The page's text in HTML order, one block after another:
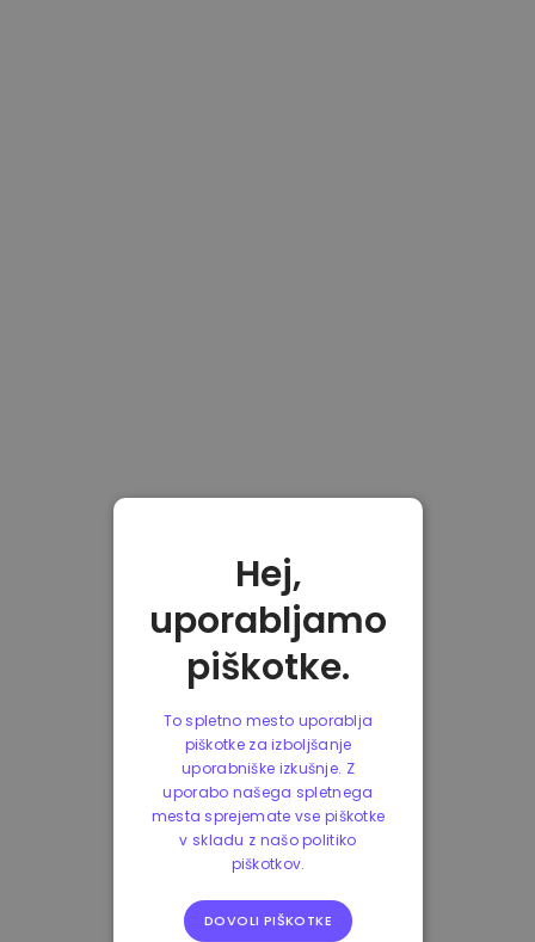
Hej,
uporabljamo
piškotke.
To spletno mesto uporablja
piškotke za izboljšanje
uporabniške izkušnje. Z
uporabo našega spletnega
mesta sprejemate vse piškotke
v skladu z našo politiko
piškotkov.
DOVOLI PIŠKOTKE